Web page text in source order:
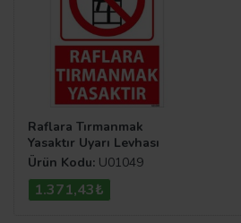
Raflara Tırmanmak
Yasaktır Uyarı Levhası
Ürün Kodu: U01049
1.371,43₺